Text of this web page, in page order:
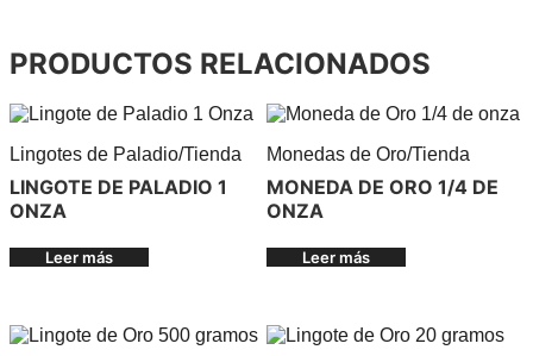
PRODUCTOS RELACIONADOS
Lingotes de Paladio/Tienda
LINGOTE DE PALADIO 1
ONZA
Leer más
Monedas de Oro/Tienda
MONEDA DE ORO 1/4 DE
ONZA
Leer más